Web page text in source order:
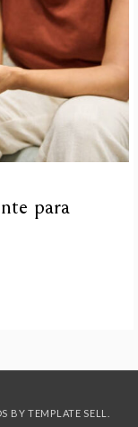
para
BY TEMPLATE SELL